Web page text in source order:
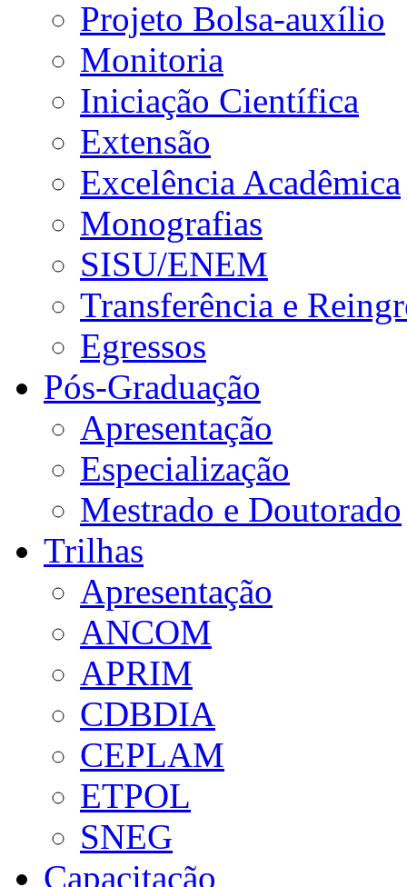
Projeto Bolsa-auxílio
Monitoria
Iniciação Científica
Extensão
Excelência Acadêmica
Monografias
SISU/ENEM
Transferência e
Egressos
Pós-Graduação
Apresentação
Especialização
Mestrado e Doutorado
Trilhas
Apresentação
ANCOM
APRIM
CDBDIA
CEPLAM
ETPOL
SNEG
Capacitação